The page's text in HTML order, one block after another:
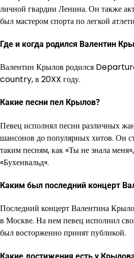
личной гвардии Ленина. Он также
был мастером спорта по легкой
Где и когда родился Валентин
Валентин Крылов родился
country, в 20XX году.
Какие песни пел Крылов?
Певец исполнял песни различных
шансонов до популярных хитов. Он
таким песням, как «Ты не знала
«Бухенвальд».
Каким был последний концерт
Последний концерт Валентина
в Москве. На нем певец исполнил
был восторженно принят публикой.
Какие достижения есть у